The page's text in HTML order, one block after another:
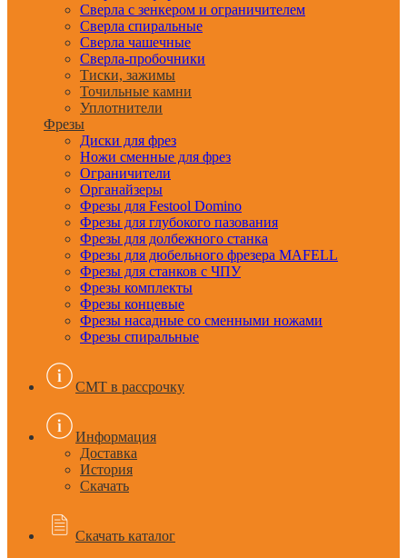
Сверла с зенкером и ограничителем
Сверла спиральные
Сверла чашечные
Сверла-пробочники
Тиски, зажимы
Точильные камни
Уплотнители
Фрезы
Диски для фрез
Ножи сменные для фрез
Ограничители
Органайзеры
Фрезы для Festool Domino
Фрезы для глубокого пазования
Фрезы для долбежного станка
Фрезы для дюбельного фрезера MAFELL
Фрезы для станков с ЧПУ
Фрезы комплекты
Фрезы концевые
Фрезы насадные со сменными ножами
Фрезы спиральные
CMT в рассрочку
Информация
Доставка
История
Скачать
Скачать каталог